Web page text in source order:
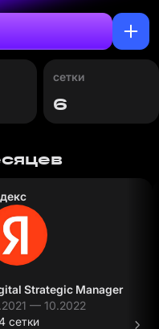
сетки
6
Strategic Manager
— 10.2022
сетки